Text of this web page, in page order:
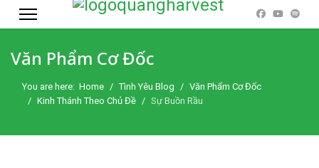
Văn Phẩm Cơ Đốc
You are here: Home Tình Yêu Blog
Văn Phẩm Cơ Đốc
Kinh Thánh Theo Chủ Đề
Sự Buồn Rầu